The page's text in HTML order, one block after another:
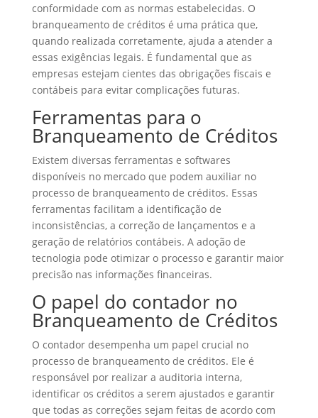
conformidade com as normas estabelecidas. O
branqueamento de créditos é uma prática que,
quando realizada corretamente, ajuda a atender a
essas exigências legais. É fundamental que as
empresas estejam cientes das obrigações fiscais e
contábeis para evitar complicações futuras.
Ferramentas para o
Branqueamento de Créditos
Existem diversas ferramentas e softwares
disponíveis no mercado que podem auxiliar no
processo de branqueamento de créditos. Essas
ferramentas facilitam a identificação de
inconsistências, a correção de lançamentos e a
geração de relatórios contábeis. A adoção de
tecnologia pode otimizar o processo e garantir maior
precisão nas informações financeiras.
O papel do contador no
Branqueamento de Créditos
O contador desempenha um papel crucial no
processo de branqueamento de créditos. Ele é
responsável por realizar a auditoria interna,
identificar os créditos a serem ajustados e garantir
que todas as correções sejam feitas de acordo com